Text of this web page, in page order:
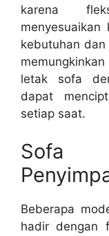
karena
kebutuhan
letak sofa
dapat
setiap saat.
Sofa
Beberapa
hadir dengan